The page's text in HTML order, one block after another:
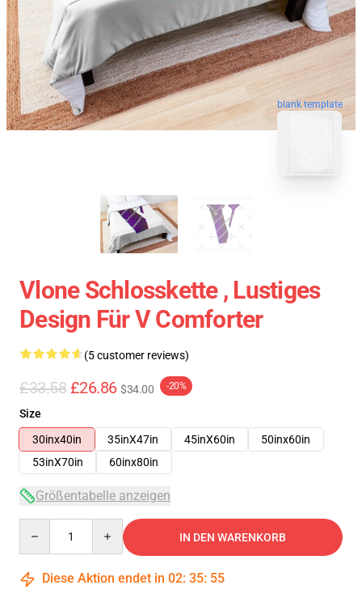
blank template
Vlone Schlosskette , Lustiges
Design Für V Comforter
(5 customer reviews)
£33.58 £26.86 $34.00 -20%
Size
30inx40in
35inX47in 45inX60in
50inx60in
53inX70in
60inx80in
Größentabelle anzeigen
IN DEN WARENKORB
Diese Aktion endet in 02: 35: 54